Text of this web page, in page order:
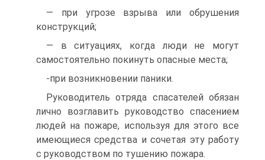
— при угрозе взрыва или обрушения
конструкций;
— в ситуациях, когда люди не могут
самостоятельно покинуть опасные места;
-при возникновении паники.
Руководитель отряда спасателей обязан
лично возглавить руководство спасением
людей на пожаре, используя для этого все
имеющиеся средства и сочетая эту работу
с руководством по тушению пожара.